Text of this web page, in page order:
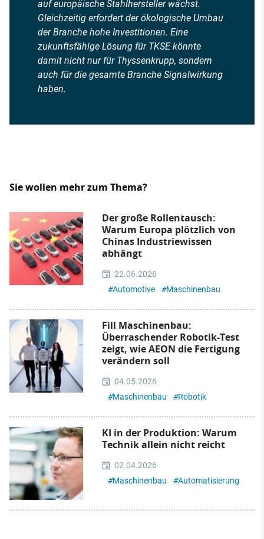
auf europäische Stahlhersteller wächst.
Gleichzeitig erfordert der ökologische Umbau
der Branche hohe Investitionen. Eine
zukunftsfähige Lösung für TKSE könnte
damit nicht nur für Thyssenkrupp, sondern
auch für die gesamte Branche Signalwirkung
haben.
Sie wollen mehr zum Thema?
Der große Rollentausch:
Warum Europa plötzlich von
Chinas Industriewissen
abhängt
22.06.2026
#Automotive #Maschinenbau
Fill Maschinenbau:
Überraschender Robotik-Test
zeigt, wie AEON die Fertigung
verändern soll
04.05.2026
#Maschinenbau #Robotik
KI in der Produktion: Warum
Technik allein nicht reicht
02.04.2026
#Maschinenbau #Automatisierung